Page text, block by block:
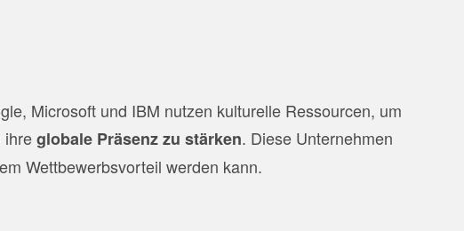
Microsoft und IBM nutzen kulturelle Ressourcen, um
ihreglobale Präsenz zu stärken. Diese Unternehmen
Wettbewerbsvorteil werden kann.